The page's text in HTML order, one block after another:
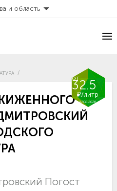
и область
от
32.5
₽/литр
07.08.2026
Погост